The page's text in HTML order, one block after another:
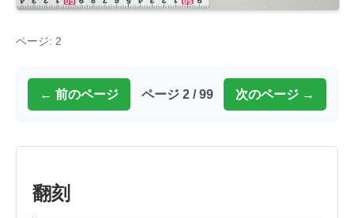
ページ: 2
← 前のページ ページ 2 / 99 次のページ →
翻刻